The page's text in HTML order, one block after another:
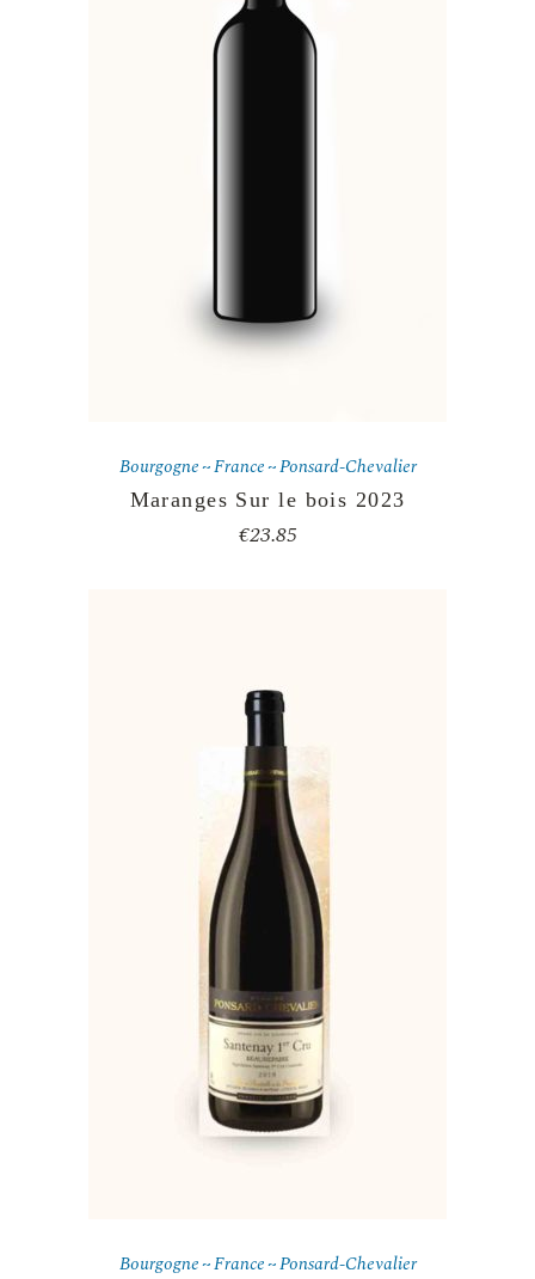
Bourgogne France Ponsard-Chevalier
Maranges Sur le bois 2023
€23.85
Bourgogne France Ponsard-Chevalier